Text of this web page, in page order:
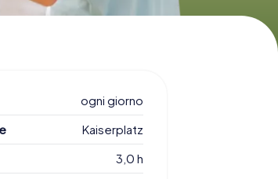
ogni giorno
Kaiserplatz
3,0 h